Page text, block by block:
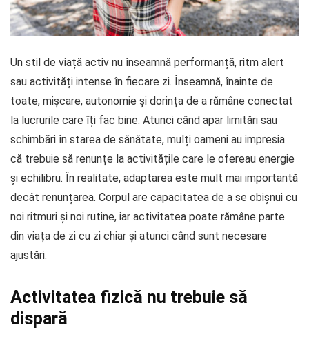
Un stil de viață activ nu înseamnă performanță, ritm alert
sau activități intense în fiecare zi. Înseamnă, înainte de
toate, mișcare, autonomie și dorința de a rămâne conectat
la lucrurile care îți fac bine. Atunci când apar limitări sau
schimbări în starea de sănătate, mulți oameni au impresia
că trebuie să renunțe la activitățile care le ofereau energie
și echilibru. În realitate, adaptarea este mult mai importantă
decât renunțarea. Corpul are capacitatea de a se obișnui cu
noi ritmuri și noi rutine, iar activitatea poate rămâne parte
din viața de zi cu zi chiar și atunci când sunt necesare
ajustări.
Activitatea fizică nu trebuie să
dispară